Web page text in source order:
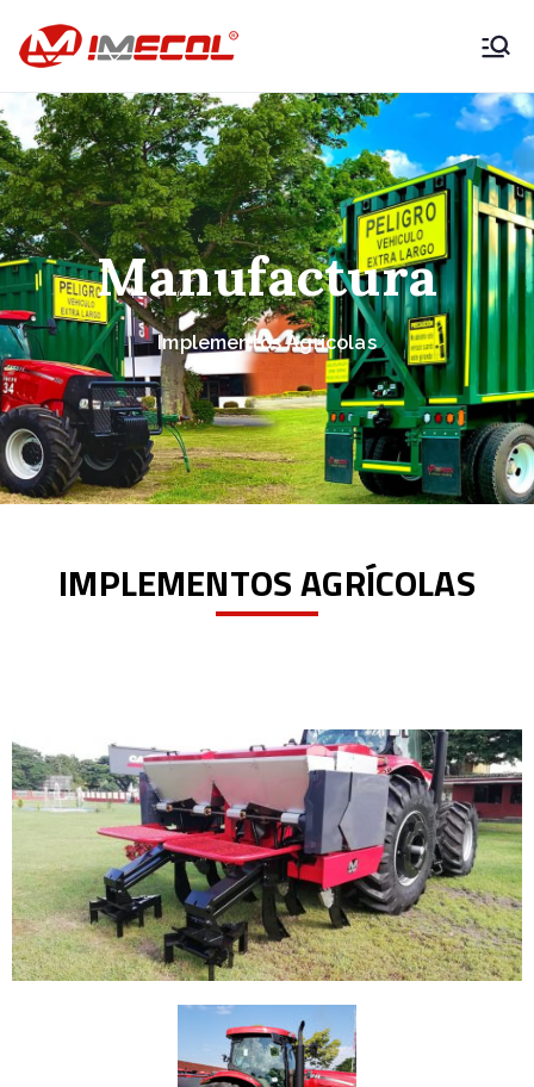
Expertos en
maquinaria
agrícola y
vehículos
productivos
Manufactura
Implementos Agrícolas
IMPLEMENTOS AGRÍCOLAS